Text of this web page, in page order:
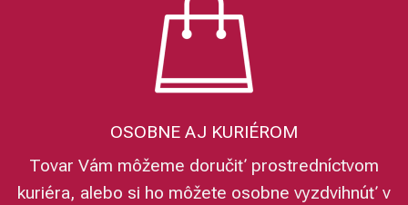
OSOBNE AJ KURIÉROM
Tovar Vám môžeme doručiť prostredníctvom
kuriéra, alebo si ho môžete osobne vyzdvihnúť v